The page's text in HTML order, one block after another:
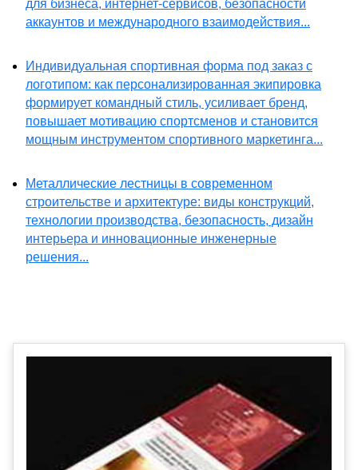
для бизнеса, интернет-сервисов, безопасности
аккаунтов и международного взаимодействия...
Индивидуальная спортивная форма под заказ с
логотипом: как персонализированная экипировка
формирует командный стиль, усиливает бренд,
повышает мотивацию спортсменов и становится
мощным инструментом спортивного маркетинга...
Металлические лестницы в современном
строительстве и архитектуре: виды конструкций,
технологии производства, безопасность, дизайн
интерьера и инновационные инженерные
решения...